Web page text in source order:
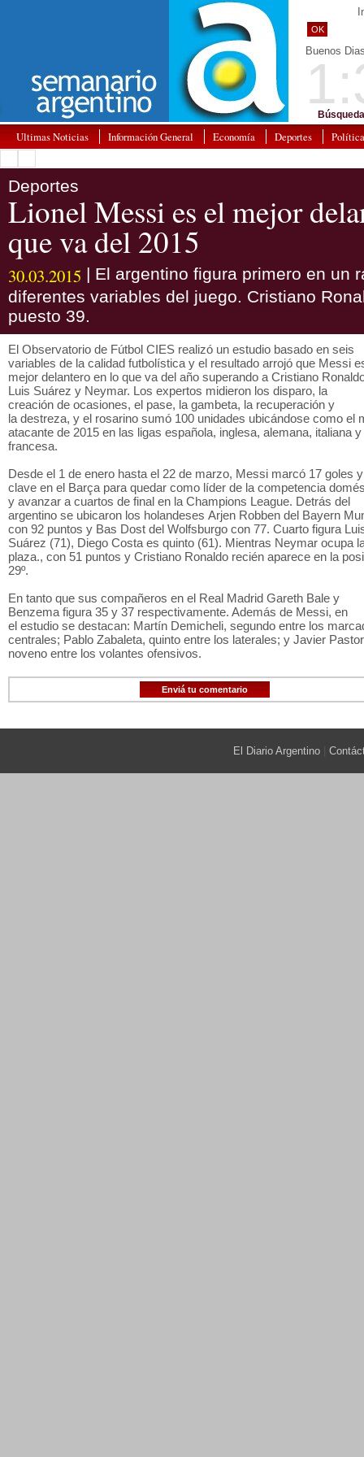
OK
Buenos
Ultimas Noticias Información General Economía Deportes Política
Deportes
Lionel Messi es el mejor
que va del 2015
30.03.2015 | El argentino figura primero en un
diferentes variables del juego. Cristiano
puesto 39.
El Observatorio de Fútbol CIES realizó un estudio basado en seis
variables de la calidad futbolística y el resultado arrojó que Messi
mejor delantero en lo que va del año superando a Cristiano
Luis Suárez y Neymar. Los expertos midieron los disparo, la
creación de ocasiones, el pase, la gambeta, la recuperación y
la destreza, y el rosarino sumó 100 unidades ubicándose como el
atacante de 2015 en las ligas española, inglesa, alemana, italiana y
francesa.
Desde el 1 de enero hasta el 22 de marzo, Messi marcó 17 goles
clave en el Barça para quedar como líder de la competencia
y avanzar a cuartos de final en la Champions League. Detrás del
argentino se ubicaron los holandeses Arjen Robben del Bayern
con 92 puntos y Bas Dost del Wolfsburgo con 77. Cuarto figura
Suárez (71), Diego Costa es quinto (61). Mientras Neymar ocupa
plaza., con 51 puntos y Cristiano Ronaldo recién aparece en la
29º.
En tanto que sus compañeros en el Real Madrid Gareth Bale y
Benzema figura 35 y 37 respectivamente. Además de Messi, en
el estudio se destacan: Martín Demicheli, segundo entre los
centrales; Pablo Zabaleta, quinto entre los laterales; y Javier
noveno entre los volantes ofensivos.
Enviá tu comentario
El Diario Argentino